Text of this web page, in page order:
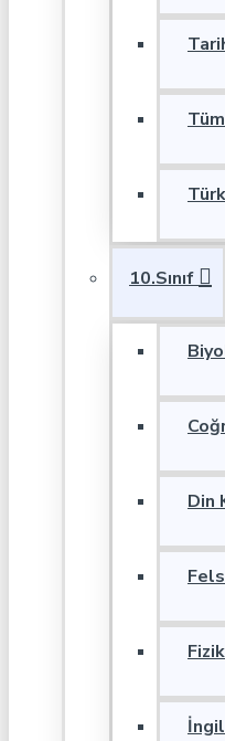
10.Sınıf
Din
Fizik